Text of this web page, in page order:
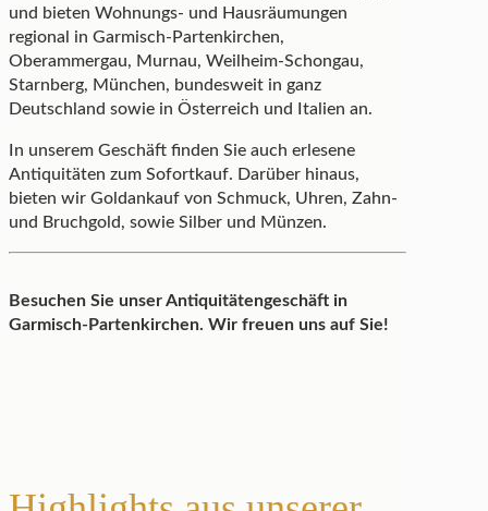
und bieten Wohnungs- und Hausräumungen
regional in Garmisch-Partenkirchen,
Oberammergau, Murnau, Weilheim-Schongau,
Starnberg, München, bundesweit in ganz
Deutschland sowie in Österreich und Italien an.
In unserem Geschäft finden Sie auch erlesene
Antiquitäten zum Sofortkauf. Darüber hinaus,
bieten wir Goldankauf von Schmuck, Uhren, Zahn-
und Bruchgold, sowie Silber und Münzen.
Besuchen Sie unser Antiquitätengeschäft in
Garmisch-Partenkirchen. Wir freuen uns auf Sie!